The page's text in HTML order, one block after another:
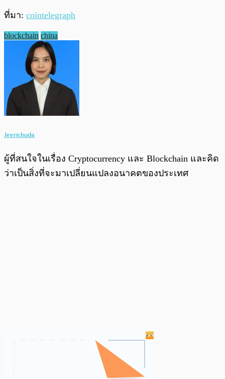
ที่มา: cointelegraph
blockchain china
Jeerichuda
ผู้ที่สนใจในเรื่อง Cryptocurrency และ Blockchain และคิด
ว่าเป็นสิ่งที่จะมาเปลี่ยนแปลงอนาคตของประเทศ